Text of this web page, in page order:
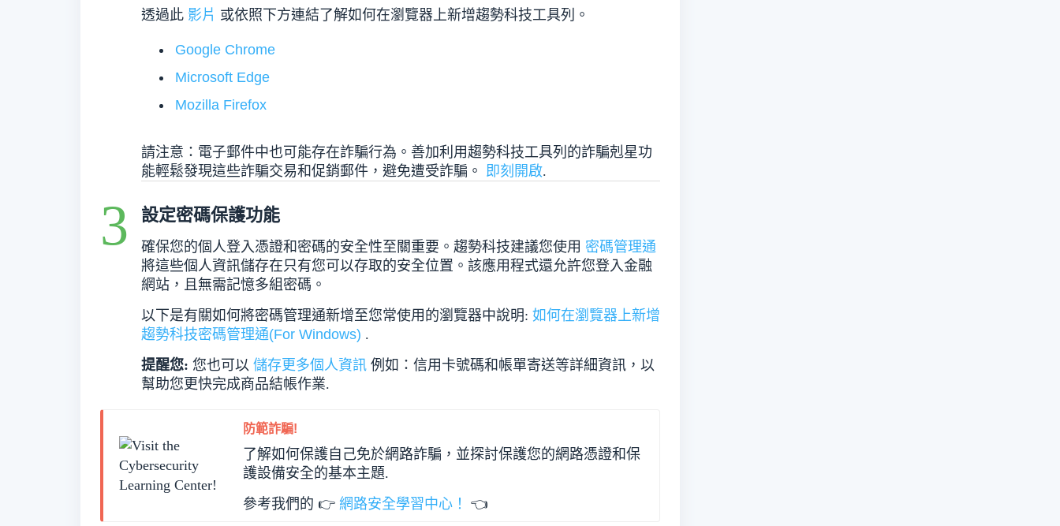
透過此 影片 或依照下方連結了解如何在瀏覽器上新增趨勢科技工具列。
Google Chrome
Microsoft Edge
Mozilla Firefox
請注意：電子郵件中也可能存在詐騙行為。善加利用趨勢科技工具列的詐騙剋星功
能輕鬆發現這些詐騙交易和促銷郵件，避免遭受詐騙。
即刻開啟.
設定密碼保護功能
確保您的個人登入憑證和密碼的安全性至關重要。趨勢科技建議您使用 密碼管理通
將這些個人資訊儲存在只有您可以存取的安全位置。該應用程式還允許您登入金融
網站，且無需記憶多組密碼。
以下是有關如何將密碼管理通新增至您常使用的瀏覽器中說明: 如何在瀏覽器上新增
趨勢科技密碼管理通(For Windows) .
提醒您: 您也可以 儲存更多個人資訊 例如：信用卡號碼和帳單寄送等詳細資訊，以
幫助您更快完成商品結帳作業.
防範詐騙!
了解如何保護自己免於網路詐騙，並探討保護您的網路憑證和保
護設備安全的基本主題.
參考我們的 👉 網路安全學習中心！ 👈